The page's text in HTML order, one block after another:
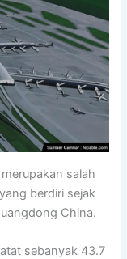
salah
berdiri sejak
China.
sebanyak 43.7